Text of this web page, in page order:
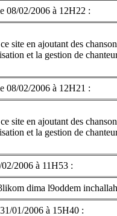
08/02/2006 à 12H22 :
site en ajoutant des
et la gestion de
08/02/2006 à 12H21 :
site en ajoutant des
et la gestion de
2006 à 11H53 :
dima l9oddem
01/2006 à 15H40 :